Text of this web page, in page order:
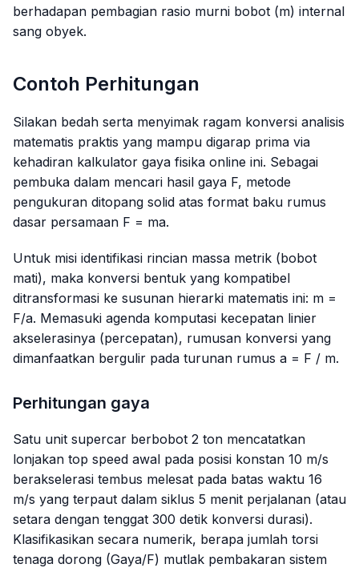
berhadapan pembagian rasio murni bobot (m) internal
sang obyek.
Contoh Perhitungan
Silakan bedah serta menyimak ragam konversi analisis
matematis praktis yang mampu digarap prima via
kehadiran kalkulator gaya fisika online ini. Sebagai
pembuka dalam mencari hasil gaya F, metode
pengukuran ditopang solid atas format baku rumus
dasar persamaan F = ma.
Untuk misi identifikasi rincian massa metrik (bobot
mati), maka konversi bentuk yang kompatibel
ditransformasi ke susunan hierarki matematis ini: m =
F/a. Memasuki agenda komputasi kecepatan linier
akselerasinya (percepatan), rumusan konversi yang
dimanfaatkan bergulir pada turunan rumus a = F / m.
Perhitungan gaya
Satu unit supercar berbobot 2 ton mencatatkan
lonjakan top speed awal pada posisi konstan 10 m/s
berakselerasi tembus melesat pada batas waktu 16
m/s yang terpaut dalam siklus 5 menit perjalanan (atau
setara dengan tenggat 300 detik konversi durasi).
Klasifikasikan secara numerik, berapa jumlah torsi
tenaga dorong (Gaya/F) mutlak pembakaran sistem